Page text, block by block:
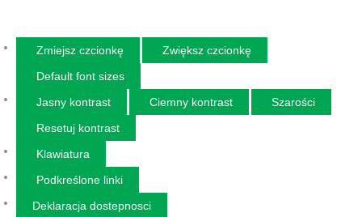
Zmiejsz czcionkę
Zwiększ czcionkę
Default font sizes
Jasny kontrast
Ciemny kontrast
Szarości
Resetuj kontrast
Klawiatura
Podkreślone linki
Deklaracja dostepnosci